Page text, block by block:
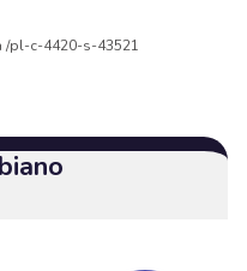
pl-c-4420-s-43521